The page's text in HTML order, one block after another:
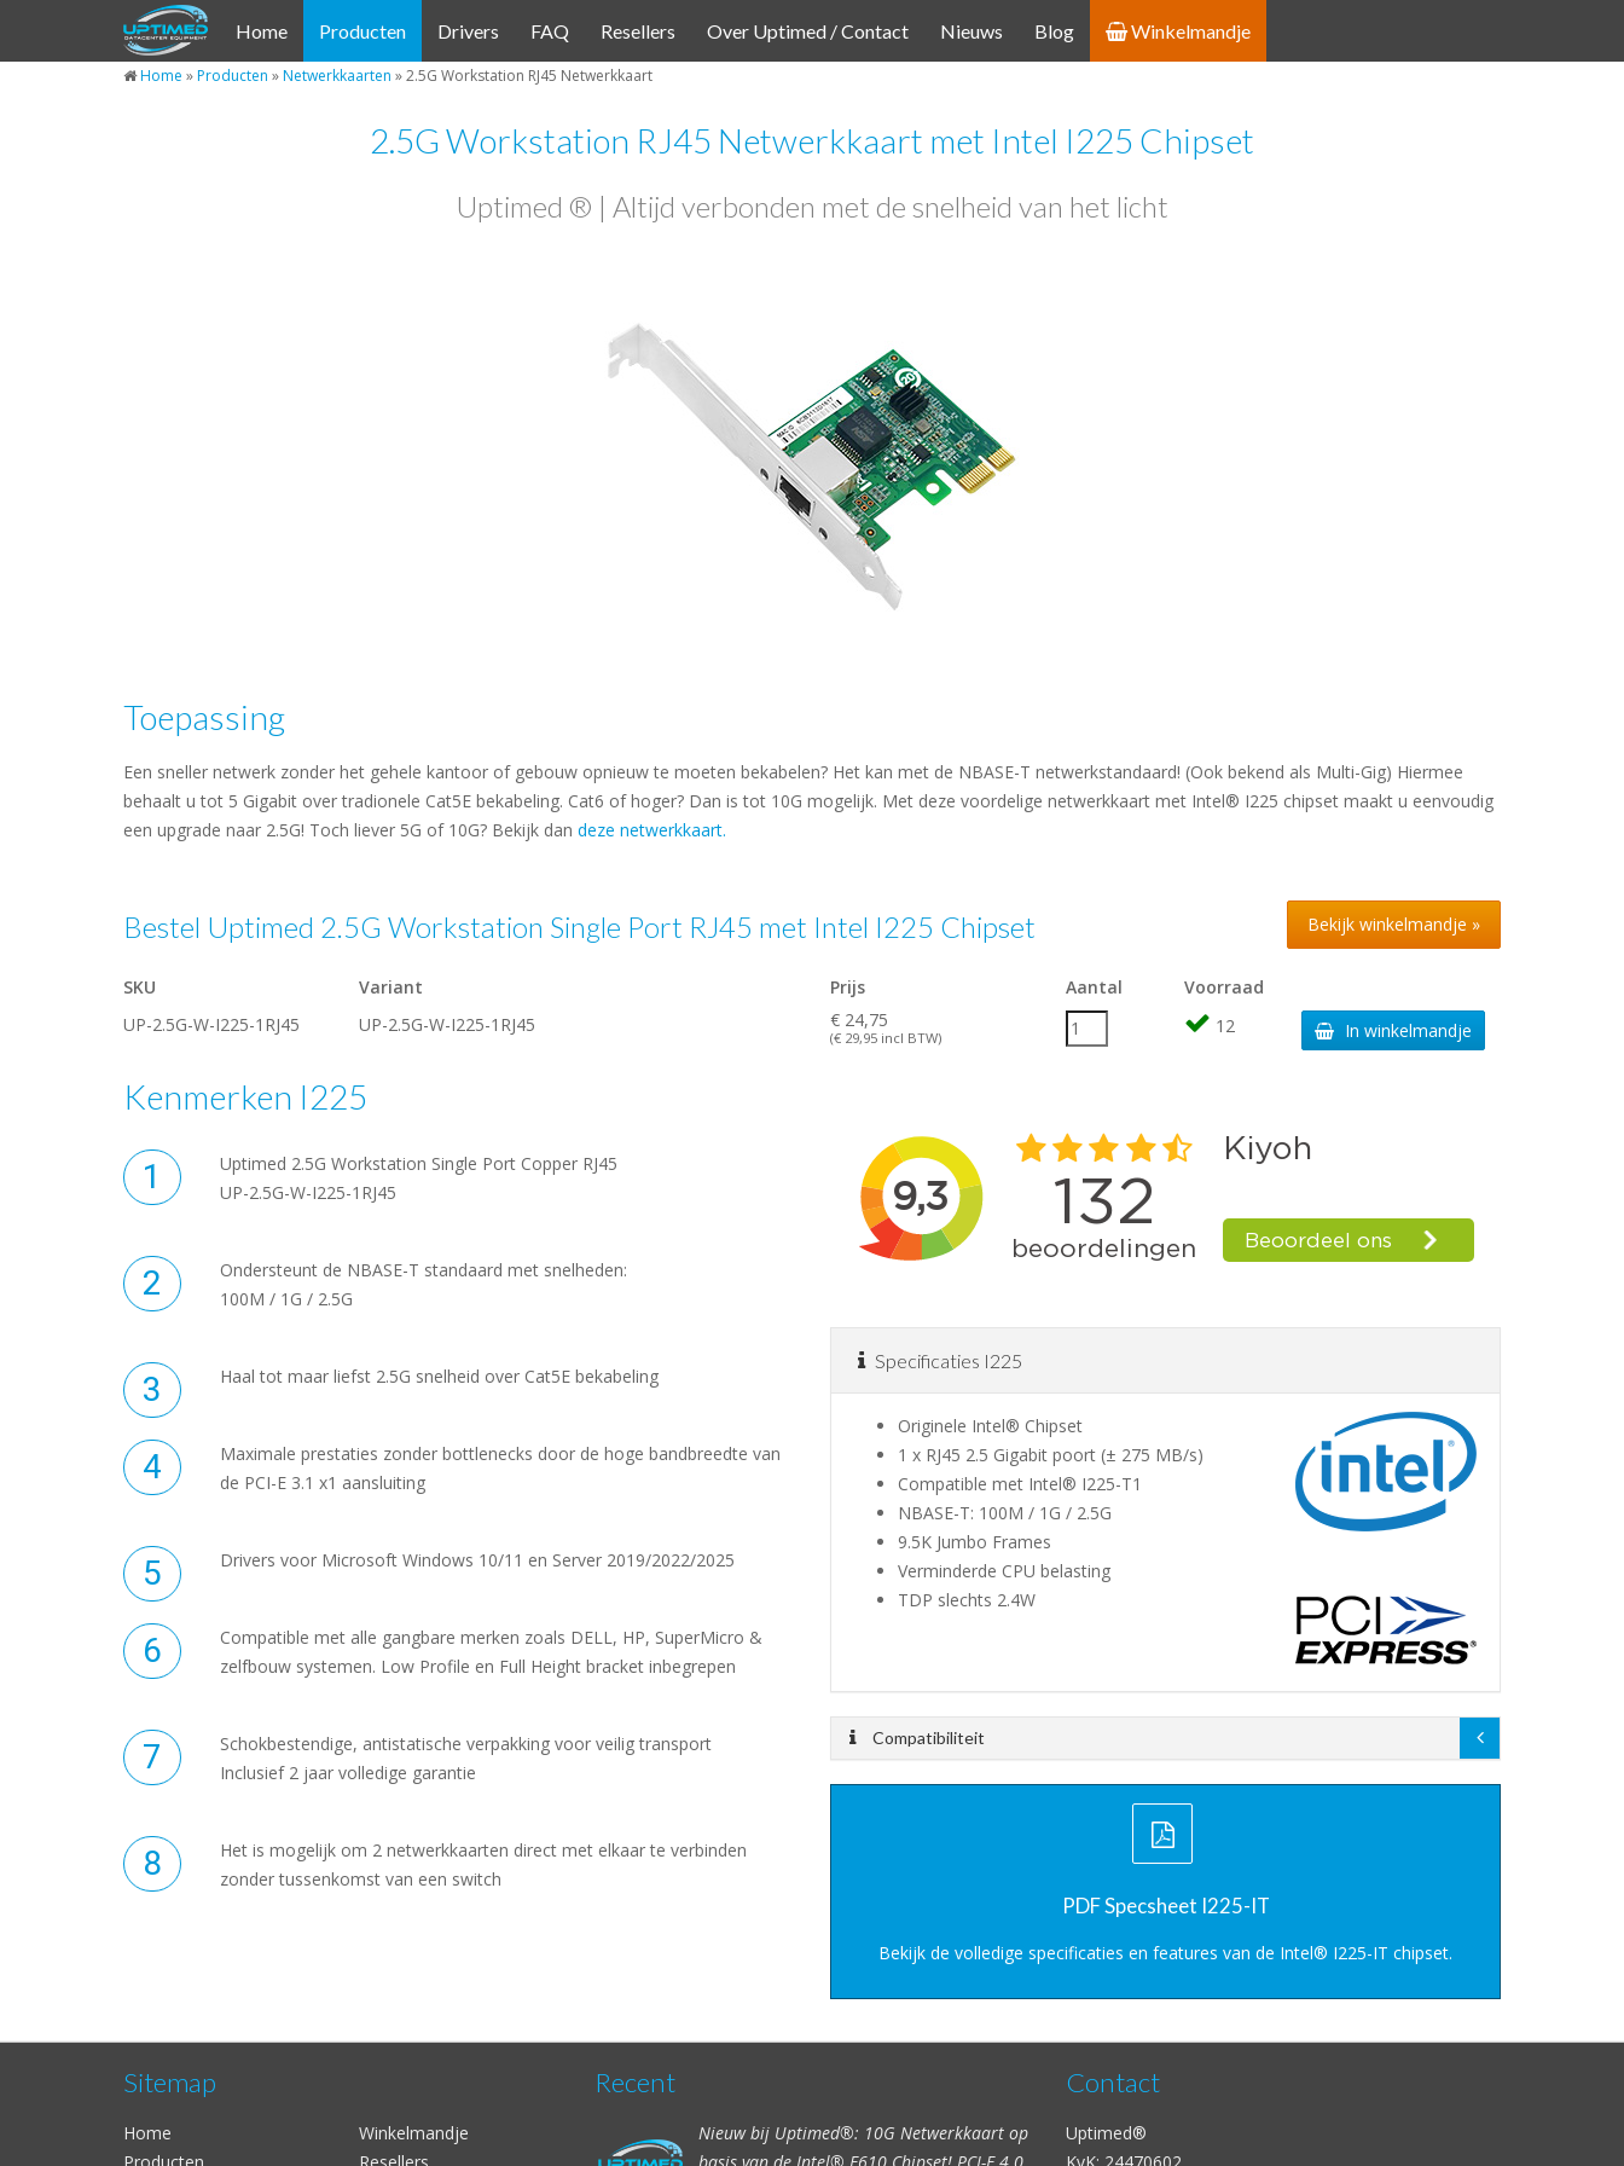
Home Producten Drivers FAQ Resellers Over Uptimed / Contact Nieuws Blog Winkelmandje
Home »Producten »Netwerkkaarten »2.5G Workstation RJ45 Netwerkkaart
2.5G Workstation RJ45 Netwerkkaart met Intel I225 Chipset
Uptimed ® | Altijd verbonden met de snelheid van het licht
Toepassing
Een sneller netwerk zonder het gehele kantoor of gebouw opnieuw te moeten bekabelen? Het kan met de NBASE-T netwerkstandaard! (Ook bekend als Multi-Gig) Hiermee
behaalt u tot 5 Gigabit over tradionele Cat5E bekabeling. Cat6 of hoger? Dan is tot 10G mogelijk. Met deze voordelige netwerkkaart met Intel® I225 chipset maakt u eenvoudig
een upgrade naar 2.5G! Toch liever 5G of 10G? Bekijk dan deze netwerkkaart.
Bestel Uptimed 2.5G Workstation Single Port RJ45 met Intel I225 Chipset Bekijk winkelmandje »
SKU Variant Prijs Aantal
Voorraad
UP-2.5G-W-I225-1RJ45
UP-2.5G-W-I225-1RJ45 € 24,75
(€ 29,95 incl BTW)
12 In winkelmandje
Kenmerken I225
Uptimed 2.5G Workstation Single Port Copper RJ45
UP-2.5G-W-I225-1RJ45
Ondersteunt de NBASE-T standaard met snelheden:
100M / 1G / 2.5G
Haal tot maar liefst 2.5G snelheid over Cat5E bekabeling
Maximale prestaties zonder bottlenecks door de hoge bandbreedte van
de PCI-E 3.1 x1 aansluiting
Drivers voor Microsoft Windows 10/11 en Server 2019/2022/2025
Compatible met alle gangbare merken zoals DELL, HP, SuperMicro &
zelfbouw systemen. Low Profile en Full Height bracket inbegrepen
Schokbestendige, antistatische verpakking voor veilig transport
Inclusief 2 jaar volledige garantie
Het is mogelijk om 2 netwerkkaarten direct met elkaar te verbinden
zonder tussenkomst van een switch
Specificaties I225
Originele Intel® Chipset
1 x RJ45 2.5 Gigabit poort (± 275 MB/s)
Compatible met Intel® I225-T1
NBASE-T: 100M / 1G / 2.5G
9.5K Jumbo Frames
Verminderde CPU belasting
TDP slechts 2.4W
Compatibiliteit
PDF Specsheet I225-IT
Bekijk de volledige specificaties en features van de Intel® I225-IT chipset.
Sitemap
Home
Winkelmandje
Recent
Nieuw bij Uptimed®: 10G Netwerkkaart op
Contact
Uptimed®
Cookies beheer paneel